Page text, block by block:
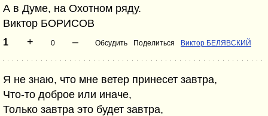
А в Думе, на Охотном ряду.
Виктор БОРИСОВ
1 + 0 – Обсудить Поделиться Виктор БЕЛЯВСКИЙ
Я не знаю, что мне ветер принесет завтра,
Что-то доброе или иначе,
Только завтра это будет завтра,